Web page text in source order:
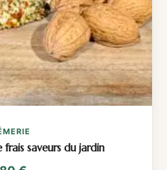
saveurs du jardin